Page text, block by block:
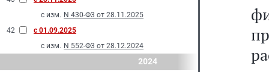
с изм. N 430-Ф3 от 28.11.2025
42
с 01.09.2025
с изм. N 552-Ф3 от 28.12.2024
2024